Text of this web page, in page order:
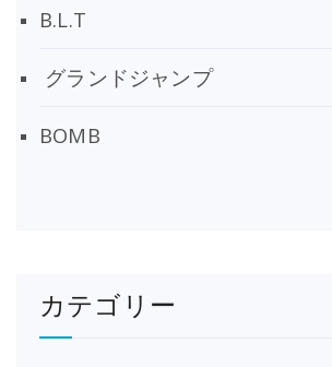
B.L.T
グランドジャンプ
BOMB
カテゴリー